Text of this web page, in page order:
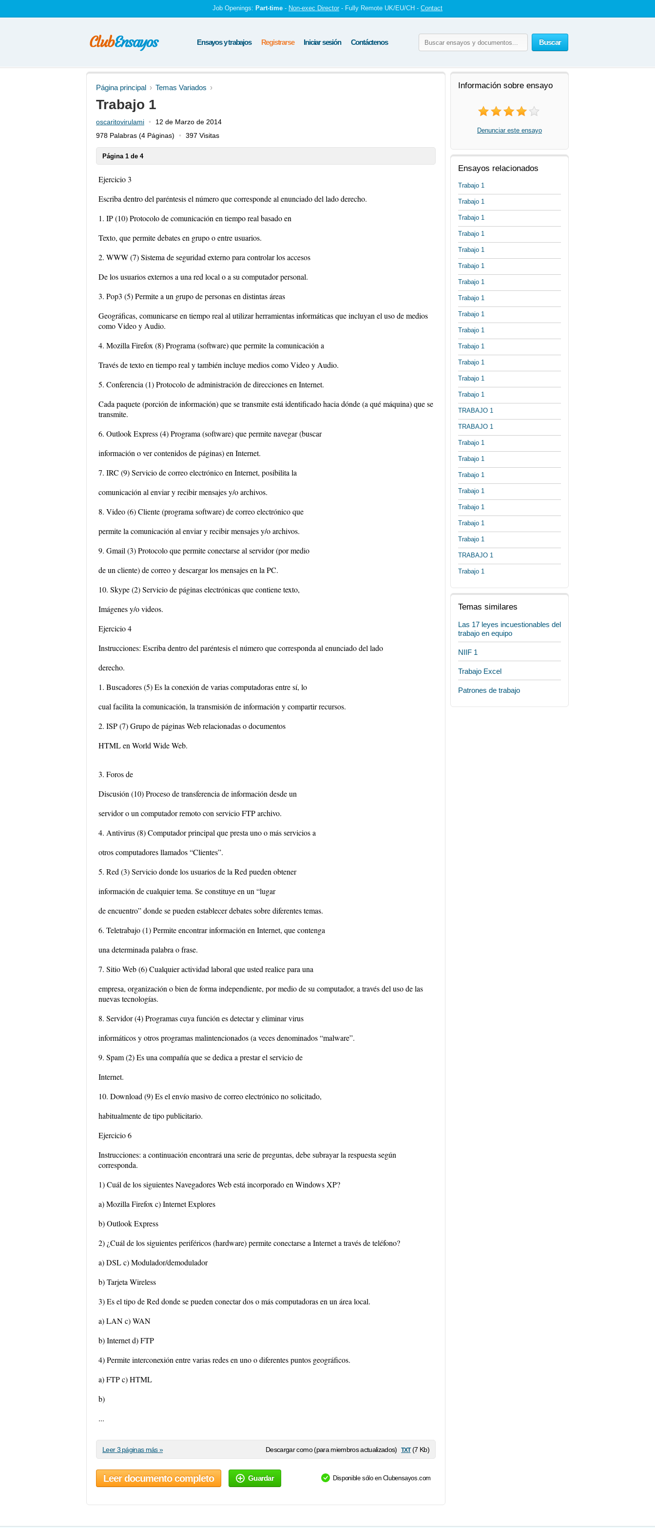
Job Openings: Part-time - Non-exec Director - Fully Remote UK/EU/CH - Contact
Buscar
Ensayos y trabajos Registrarse Iniciar sesión Contáctenos
Página principal Temas Variados
Trabajo 1
oscaritovirulami
12 de Marzo de 2014
978 Palabras (4 Páginas) 397 Visitas
Página 1 de 4
Ejercicio 3
Escriba dentro del paréntesis el número que corresponde al enunciado del lado derecho.
1. IP (10) Protocolo de comunicación en tiempo real basado en
Texto, que permite debates en grupo o entre usuarios.
2. WWW (7) Sistema de seguridad externo para controlar los accesos
De los usuarios externos a una red local o a su computador personal.
3. Pop3 (5) Permite a un grupo de personas en distintas áreas
Geográficas, comunicarse en tiempo real al utilizar herramientas informáticas que incluyan el uso de medios
como Video y Audio.
4. Mozilla Firefox (8) Programa (software) que permite la comunicación a
Través de texto en tiempo real y también incluye medios como Video y Audio.
5. Conferencia (1) Protocolo de administración de direcciones en Internet.
Cada paquete (porción de información) que se transmite está identificado hacia dónde (a qué máquina) que se
transmite.
6. Outlook Express (4) Programa (software) que permite navegar (buscar
información o ver contenidos de páginas) en Internet.
7. IRC (9) Servicio de correo electrónico en Internet, posibilita la
comunicación al enviar y recibir mensajes y/o archivos.
8. Video (6) Cliente (programa software) de correo electrónico que
permite la comunicación al enviar y recibir mensajes y/o archivos.
9. Gmail (3) Protocolo que permite conectarse al servidor (por medio
de un cliente) de correo y descargar los mensajes en la PC.
10. Skype (2) Servicio de páginas electrónicas que contiene texto,
Imágenes y/o videos.
Ejercicio 4
Instrucciones: Escriba dentro del paréntesis el número que corresponda al enunciado del lado
derecho.
1. Buscadores (5) Es la conexión de varias computadoras entre sí, lo
cual facilita la comunicación, la transmisión de información y compartir recursos.
2. ISP (7) Grupo de páginas Web relacionadas o documentos
HTML en World Wide Web.
3. Foros de
Discusión (10) Proceso de transferencia de información desde un
servidor o un computador remoto con servicio FTP archivo.
4. Antivirus (8) Computador principal que presta uno o más servicios a
otros computadores llamados “Clientes”.
5. Red (3) Servicio donde los usuarios de la Red pueden obtener
información de cualquier tema. Se constituye en un “lugar
de encuentro” donde se pueden establecer debates sobre diferentes temas.
6. Teletrabajo (1) Permite encontrar información en Internet, que contenga
una determinada palabra o frase.
7. Sitio Web (6) Cualquier actividad laboral que usted realice para una
empresa, organización o bien de forma independiente, por medio de su computador, a través del uso de las
nuevas tecnologías.
8. Servidor (4) Programas cuya función es detectar y eliminar virus
informáticos y otros programas malintencionados (a veces denominados “malware”.
9. Spam (2) Es una compañía que se dedica a prestar el servicio de
Internet.
10. Download (9) Es el envío masivo de correo electrónico no solicitado,
habitualmente de tipo publicitario.
Ejercicio 6
Instrucciones: a continuación encontrará una serie de preguntas, debe subrayar la respuesta según
corresponda.
1) Cuál de los siguientes Navegadores Web está incorporado en Windows XP?
a) Mozilla Firefox c) Internet Explores
b) Outlook Express
2) ¿Cuál de los siguientes periféricos (hardware) permite conectarse a Internet a través de teléfono?
a) DSL c) Modulador/demodulador
b) Tarjeta Wireless
3) Es el tipo de Red donde se pueden conectar dos o más computadoras en un área local.
a) LAN c) WAN
b) Internet d) FTP
4) Permite interconexión entre varias redes en uno o diferentes puntos geográficos.
a) FTP c) HTML
b)
...
Descargar como (para miembros actualizados) txt(7 Kb)
Leer 3 páginas más »
Leer documento completo Guardar Disponible sólo en Clubensayos.com
Información sobre ensayo
Denunciar este ensayo
Ensayos relacionados
Trabajo 1
Trabajo 1
Trabajo 1
Trabajo 1
Trabajo 1
Trabajo 1
Trabajo 1
Trabajo 1
Trabajo 1
Trabajo 1
Trabajo 1
Trabajo 1
Trabajo 1
Trabajo 1
TRABAJO 1
TRABAJO 1
Trabajo 1
Trabajo 1
Trabajo 1
Trabajo 1
Trabajo 1
Trabajo 1
Trabajo 1
TRABAJO 1
Trabajo 1
Temas similares
Las 17 leyes incuestionables del
trabajo en equipo
NIIF 1
Trabajo Excel
Patrones de trabajo